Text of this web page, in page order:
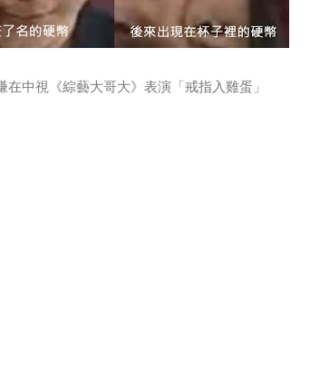
在中視《綜藝大哥大》表演「戒指入雞蛋」